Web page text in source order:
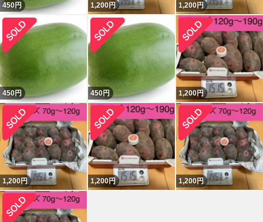
450円 1,200円 1,200円
450円 450円 1,200円
1,200円 1,200円 1,200円